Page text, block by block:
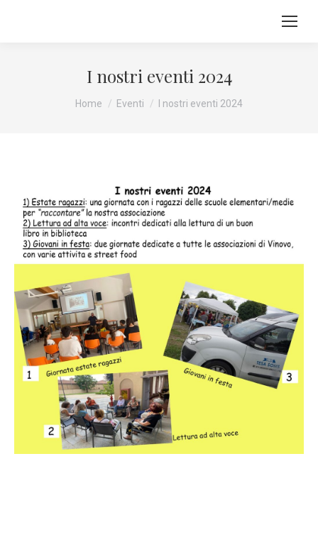
I nostri eventi 2024
Tu sei qui:
Home Eventi I nostri eventi 2024